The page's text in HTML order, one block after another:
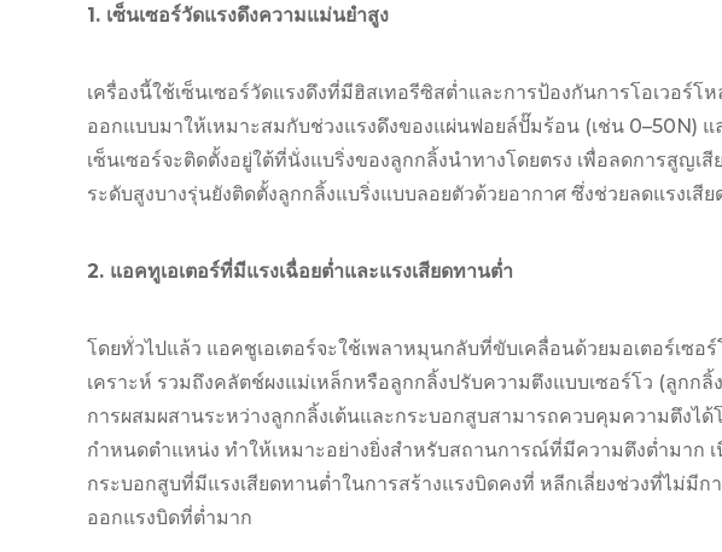
1. เซ็นเซอร์วัดแรงดึงความแม่นยำสูง
เครื่องนี้ใช้เซ็นเซอร์วัดแรงดึงที่มีฮิสเทอรีซิสต่ำและการป้องกันการโอเวอร์โ
ออกแบบมาให้เหมาะสมกับช่วงแรงดึงของแผ่นฟอยล์ปั๊มร้อน (เช่น 0–50N) แ
เซ็นเซอร์จะติดตั้งอยู่ใต้ที่นั่งแบริ่งของลูกกลิ้งนำทางโดยตรง เพื่อลดการสูญเ
ระดับสูงบางรุ่นยังติดตั้งลูกกลิ้งแบริ่งแบบลอยตัวด้วยอากาศ ซึ่งช่วยลดแรงเสี
2. แอคทูเอเตอร์ที่มีแรงเฉื่อยต่ำและแรงเสียดทานต่ำ
โดยทั่วไปแล้ว แอคชูเอเตอร์จะใช้เพลาหมุนกลับที่ขับเคลื่อนด้วยมอเตอร์เซอร์
เคราะห์ รวมถึงคลัตช์ผงแม่เหล็กหรือลูกกลิ้งปรับความตึงแบบเซอร์โว (ลูกก
การผสมผสานระหว่างลูกกลิ้งเต้นและกระบอกสูบสามารถควบคุมความตึงได้
กำหนดตำแหน่ง ทำให้เหมาะอย่างยิ่งสำหรับสถานการณ์ที่มีความตึงต่ำมาก
กระบอกสูบที่มีแรงเสียดทานต่ำในการสร้างแรงบิดคงที่ หลีกเลี่ยงช่วงที่ไม่มีก
ออกแรงบิดที่ต่ำมาก